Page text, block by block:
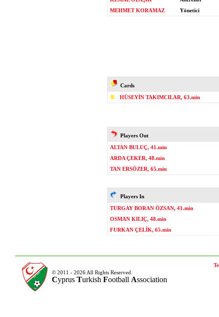
MEHMET KORAMAZ
Yönetici
Cards
HÜSEYİN TAKIMCILAR, 63.min
Players Out
ALTAN BULUÇ, 41.min
ARDA ÇEKER, 48.min
TAN ERSÖZER, 65.min
Players In
TURGAY BORAN ÖZSAN, 41.min
OSMAN KILIÇ, 48.min
FURKAN ÇELİK, 65.min
© 2011 - 2026 All Rights Reserved.
Cyprus Turkish Football Association